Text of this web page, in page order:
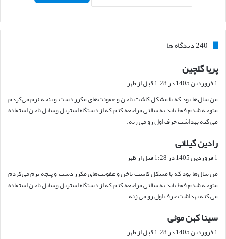
‫240 دیدگاه ها
پریا گلچین
ف
:
1 فروردین 1405 در 1:28 قبل از ظهر
من سال‌ها بود که با مشکل کاشت ناخن و عفونت‌های مکرر دست و پنجه نرم می‌کردم
متوجه شدم فقط باید به سالنی مراجعه کنم که از دستگاه استریل وسایل ناخن استفاده
می کنه بهداشت حرف اول رو می زنه.
رادین گیلانی
ت
:
1 فروردین 1405 در 1:28 قبل از ظهر
من سال‌ها بود که با مشکل کاشت ناخن و عفونت‌های مکرر دست و پنجه نرم می‌کردم
متوجه شدم فقط باید به سالنی مراجعه کنم که از دستگاه استریل وسایل ناخن استفاده
می کنه بهداشت حرف اول رو می زنه.
سینا کهن موئی
ف
1 فروردین 1405 در 1:28 قبل از ظهر